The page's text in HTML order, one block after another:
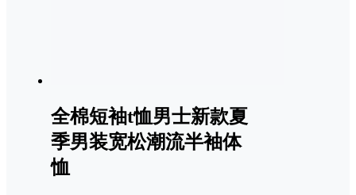
全棉短袖t恤男士新款夏
季男装宽松潮流半袖体
恤